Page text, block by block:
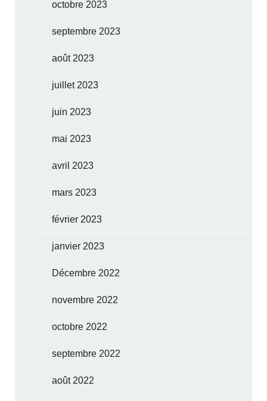
octobre 2023
septembre 2023
août 2023
juillet 2023
juin 2023
mai 2023
avril 2023
mars 2023
février 2023
janvier 2023
Décembre 2022
novembre 2022
octobre 2022
septembre 2022
août 2022